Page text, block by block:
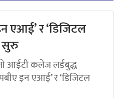
एआई’ र ‘डिजिटल
सुरु
आईटी कलेज लर्डबुद्ध
इन एआई’ र ‘डिजिटल